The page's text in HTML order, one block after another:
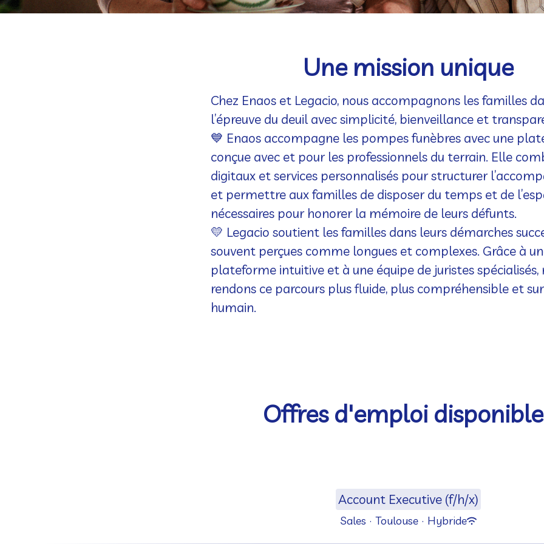
Une mission unique
Chez Enaos et Legacio, nous accompagnons les familles
l’épreuve du deuil avec simplicité, bienveillance et
💙 Enaos accompagne les pompes funèbres avec une
conçue avec et pour les professionnels du terrain. Elle
digitaux et services personnalisés pour structurer
et permettre aux familles de disposer du temps et de
nécessaires pour honorer la mémoire de leurs défunts.
💛 Legacio soutient lesfamilles dans leurs démarches
souvent perçues comme longues et complexes. Grâce à
plateforme intuitive et à une équipe de juristes spécialisés,
rendons ce parcours plus fluide, plus compréhensible et
humain.
Offres d'emploi
Account Executive (f/h/x)
Sales · Toulouse · Hybride